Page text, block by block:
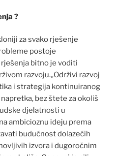
?
za svako rješenje
postoje
bitno je voditi
razvoju.„Održivi razvoj
i strategija kontinuiranog
bez štete za okoliš
djelatnosti u
ambicioznu ideju prema
budućnost dolazećih
izvora i dugoročnim